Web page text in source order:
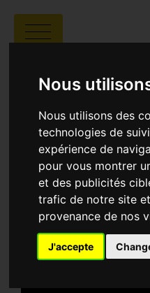
Nous
Nous utilisons des
technologies de
expérience de
pour vous montrer
et des publicités
trafic de notre site
provenance de nos
J'accepte
Andrew Chiu |
SYNOPSIS
Dans un futur proche
soldate en désertion
orphelin. Contraints de
affronter les limites